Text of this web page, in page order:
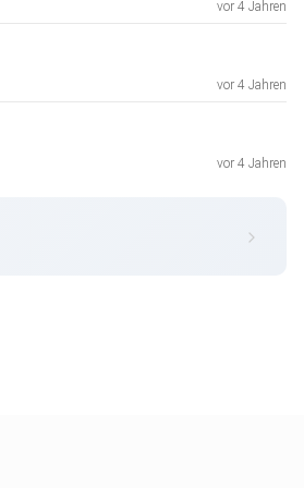
vor 4 Jahren
vor 4 Jahren
vor 4 Jahren